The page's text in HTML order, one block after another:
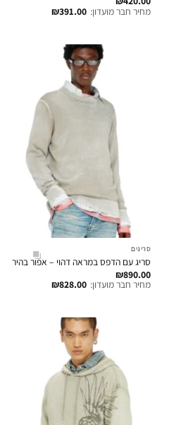
מחיר חבר מועדון: ₪391.00
סריגים
סריג עם הדפס במראה דהוי – אפור בהיר
₪890.00
מחיר חבר מועדון: ₪828.00